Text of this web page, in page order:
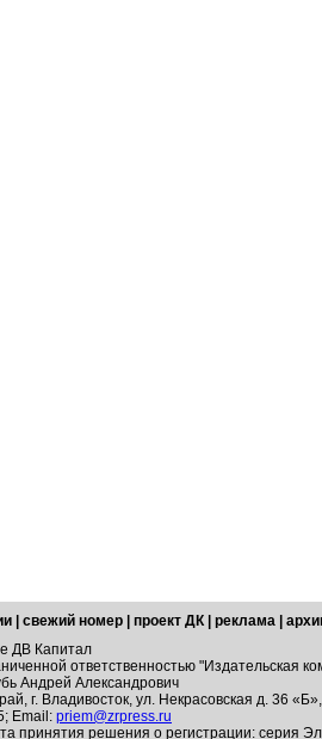
свежий номер проект ДК реклама
ДВ Капитал
ответственностью "Издательская
Андрей Александрович
г. Владивосток, ул. Некрасовская д. 36
Email: priem@zrpress.ru
принятия решения о регистрации: серия